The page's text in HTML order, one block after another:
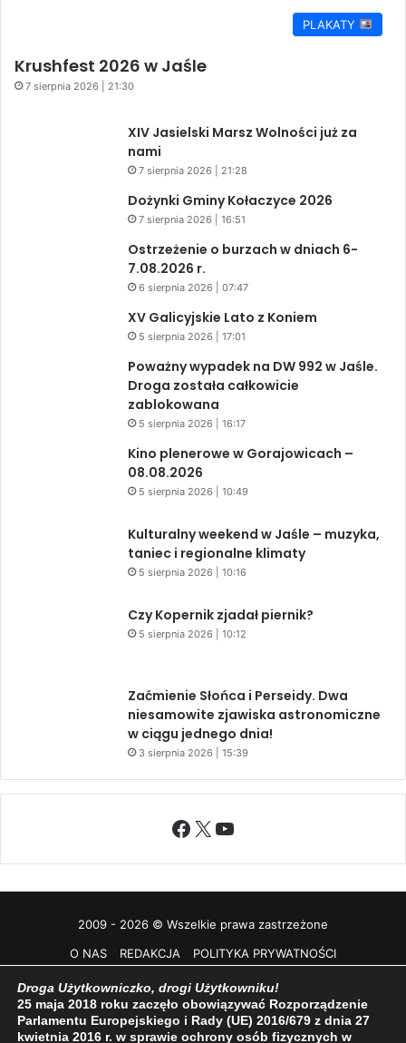
PLAKATY
Krushfest 2026 w Jaśle
7 sierpnia 2026 | 21:30
XIV Jasielski Marsz Wolności już za
nami
7 sierpnia 2026 | 21:28
Dożynki Gminy Kołaczyce 2026
7 sierpnia 2026 | 16:51
Ostrzeżenie o burzach w dniach 6-
7.08.2026 r.
6 sierpnia 2026 | 07:47
XV Galicyjskie Lato z Koniem
5 sierpnia 2026 | 17:01
Poważny wypadek na DW 992 w Jaśle.
Droga została całkowicie
zablokowana
5 sierpnia 2026 | 16:17
Kino plenerowe w Gorajowicach –
08.08.2026
5 sierpnia 2026 | 10:49
Kulturalny weekend w Jaśle – muzyka,
taniec i regionalne klimaty
5 sierpnia 2026 | 10:16
Czy Kopernik zjadał piernik?
5 sierpnia 2026 | 10:12
Zaćmienie Słońca i Perseidy. Dwa
niesamowite zjawiska astronomiczne
w ciągu jednego dnia!
3 sierpnia 2026 | 15:39
Facebook
X YouTube
2009 - 2026 © Wszelkie prawa zastrzeżone
O NAS
REDAKCJA POLITYKA PRYWATNOŚCI
Droga Użytkowniczko, drogi Użytkowniku!
25 maja 2018 roku zaczęło obowiązywać Rozporządzenie
Parlamentu Europejskiego i Rady (UE) 2016/679 z dnia 27
kwietnia 2016 r. w sprawie ochrony osób fizycznych w